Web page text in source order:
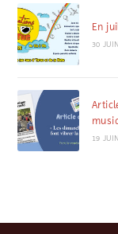
En
30
19